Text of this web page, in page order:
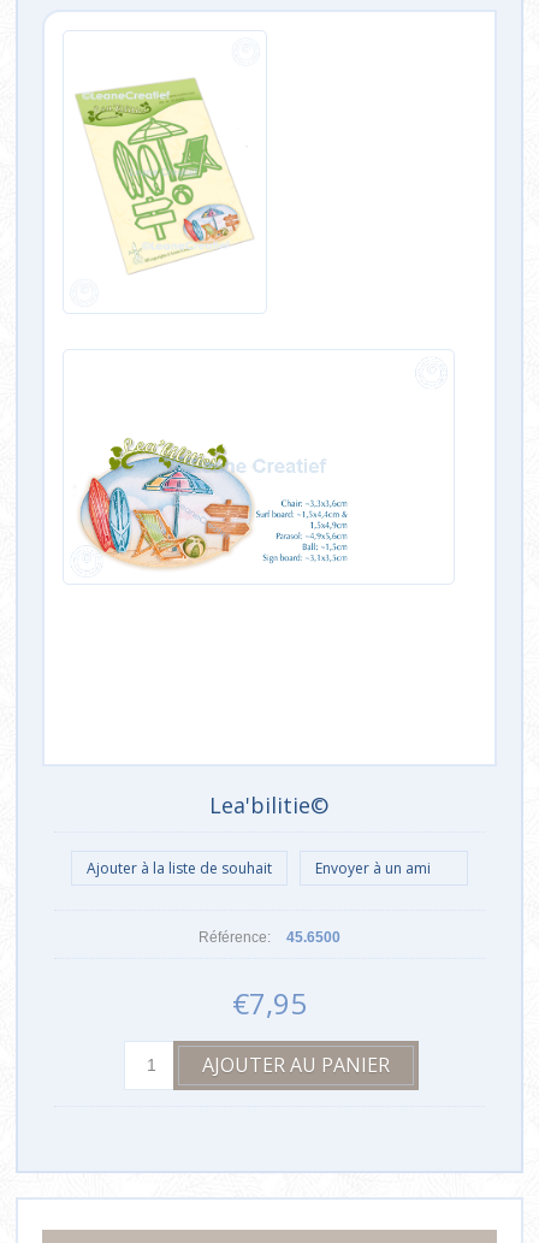
Lea'bilitie©
Référence: 45.6500
€7,95